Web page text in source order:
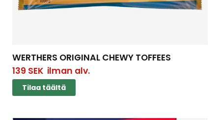
WERTHERS ORIGINAL CHEWY TOFFEES
139 SEKilman alv.
Tilaa täältä